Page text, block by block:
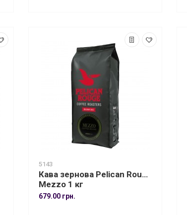
5143
Кава зернова Pelican Rouge
Mezzo 1 кг
679.00 грн.